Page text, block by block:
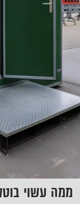
ממה עשוי